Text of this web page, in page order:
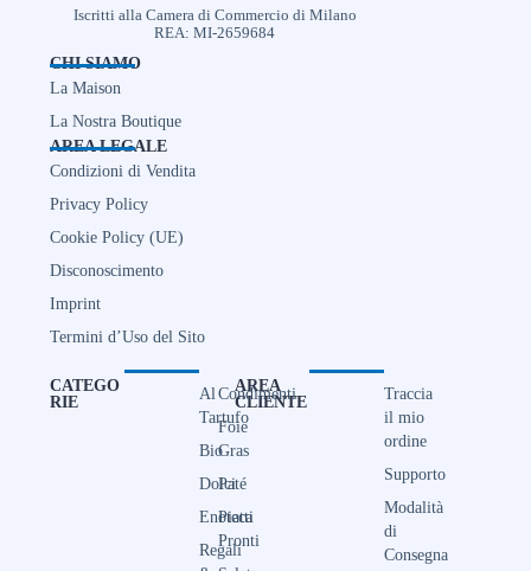
Iscritti alla Camera di Commercio di Milano
REA: MI-2659684
CHI SIAMO
La Maison
La Nostra Boutique
AREA LEGALE
Condizioni di Vendita
Privacy Policy
Cookie Policy (UE)
Disconoscimento
Imprint
Termini d’Uso del Sito
CATEGO
RIE
Al
Tartufo
Bio
Dolci
Enoteca
Regali
Condimenti
Foie
Gras
Paté
Piatti
Pronti
AREA
CLIENTE
Traccia
il mio
ordine
Supporto
Modalità
di
Consegna